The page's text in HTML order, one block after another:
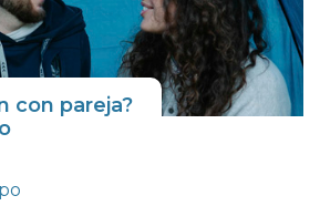
con pareja?